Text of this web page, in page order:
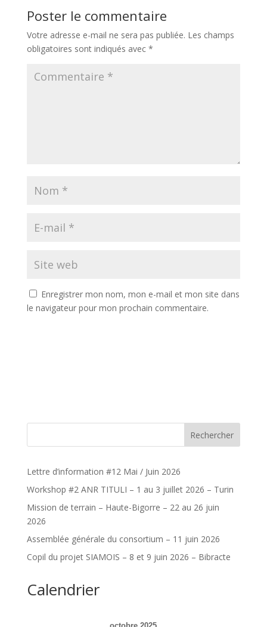
Poster le commentaire
Votre adresse e-mail ne sera pas publiée. Les champs
obligatoires sont indiqués avec *
Enregistrer mon nom, mon e-mail et mon site dans
le navigateur pour mon prochain commentaire.
Rechercher
Lettre d’information #12 Mai / Juin 2026
Workshop #2 ANR TITULI – 1 au 3 juillet 2026 – Turin
Mission de terrain – Haute-Bigorre – 22 au 26 juin
2026
Assemblée générale du consortium – 11 juin 2026
Copil du projet SIAMOIS – 8 et 9 juin 2026 – Bibracte
Calendrier